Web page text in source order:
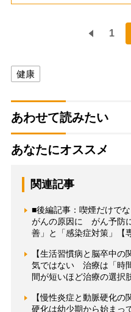
1
健康
あわせて読みたい
あなたにオススメ
関連記事
■後編記事：喫煙だけで
がんの原因に がん予防
善」と「感染症対策」【
【生活習慣病と脳卒中
気ではない 治療は「時
間が短いほど治療の選択
【慢性炎症と動脈硬化
硬化は幼少期から始ま